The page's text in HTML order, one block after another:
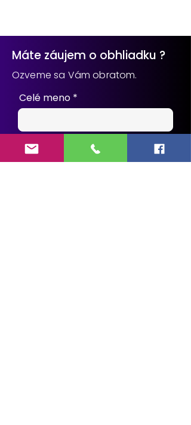
Máte záujem o obhliadku ?
Ozveme sa Vám obratom.
Celé meno
e-mail